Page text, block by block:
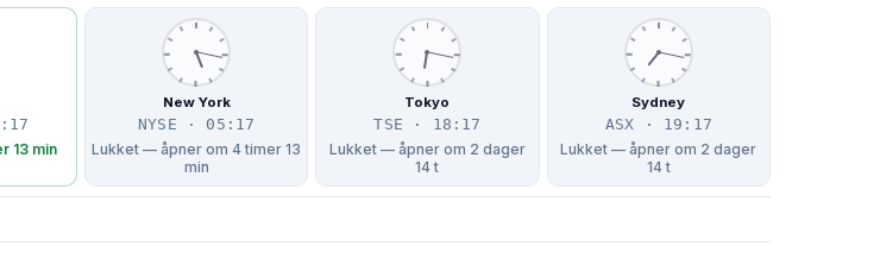
13 min
New York
NYSE · 05:17
Lukket — åpner om 4 timer 13
min
Tokyo
TSE · 18:17
Lukket — åpner om 2 dager
14 t
Sydney
ASX · 19:17
Lukket — åpner om 2 dager
14 t